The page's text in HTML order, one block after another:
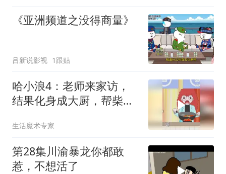
《亚洲频道之没得商量》
吕新说影视 1跟贴
哈小浪4：老师来家访，
结果化身成大厨，帮柴圆
生活魔术专家
第28集川渝暴龙你都敢
惹，不想活了